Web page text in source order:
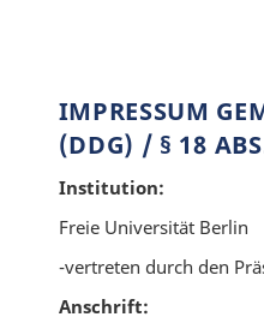
IMPRESSUM
DDG) / § 18
Institution:
Freie Universität Berlin
-vertreten durch den
Anschrift: